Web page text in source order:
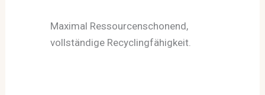
Maximal Ressourcenschonend,
vollständige Recyclingfähigkeit.